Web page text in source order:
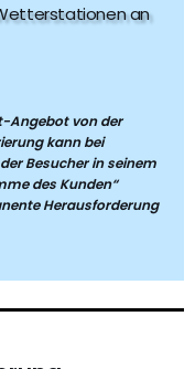
an
Angebot von der
kann bei
Besucher in seinem
des Kunden“
Herausforderung